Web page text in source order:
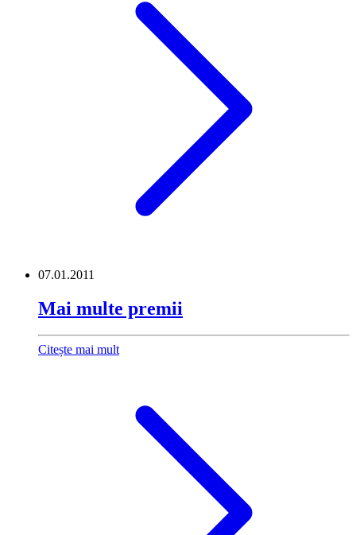
07.01.2011
Mai multe premii
Citește mai mult